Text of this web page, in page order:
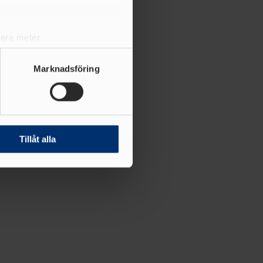
meter
. Du kan ändra
information från din enhet
kombinera informationen
tjänster.
Marknadsföring
Tillåt alla